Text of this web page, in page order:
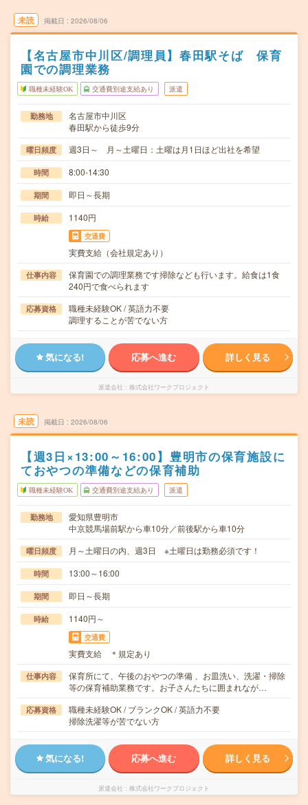
未読 掲載日 2026/08/06
【名古屋市中川区/調理員】春田駅そば 保育
園での調理業務
職種未経験OK 交通費別途支給あり 派遣
勤務地
名古屋市中川区
春田駅から徒歩9分
曜日頻度 週3日～ 月～土曜日：土曜は月1日ほど出社を希望
時間 8:00-14:30
期間 即日～長期
時給 1140円
交通費
実費支給（会社規定あり）
仕事内容
保育園での調理業務です掃除なども行います。給食は1食
240円で食べられます
応募資格
職種未経験OK / 英語力不要
調理することが苦でない方
気になる! 応募へ進む 詳しく見る
派遣会社 株式会社ワークプロジェクト
未読 掲載日 2026/08/06
【週3日×13:00～16:00】豊明市の保育施設に
ておやつの準備などの保育補助
職種未経験OK 交通費別途支給あり 派遣
勤務地
愛知県豊明市
中京競馬場前駅から車10分／前後駅から車10分
曜日頻度 月～土曜日の内、週3日 ※土曜日は勤務必須です！
時間 13:00～16:00
期間 即日～長期
時給 1140円～
交通費
実費支給 ＊規定あり
仕事内容
保育所にて、午後のおやつの準備 、お皿洗い、洗濯・掃除
等の保育補助業務です。お子さんたちに囲まれなが…
応募資格
職種未経験OK / ブランクOK / 英語力不要
掃除洗濯等が苦でない方
気になる! 応募へ進む 詳しく見る
派遣会社 株式会社ワークプロジェクト